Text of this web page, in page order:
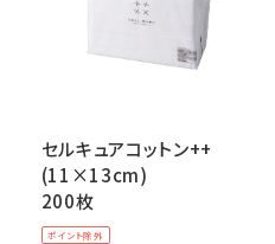
ポイント除外
セルキュアコットン++
(11×13cm)
200枚